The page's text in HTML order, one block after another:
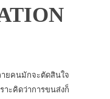
ายคนมักจะตัดสินใจ
ราะคิดว่าการขนส่งก็